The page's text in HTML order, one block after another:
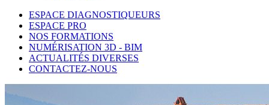
ESPACE DIAGNOSTIQUEURS
ESPACE PRO
NOS FORMATIONS
NUMÉRISATION 3D - BIM
ACTUALITÉS DIVERSES
CONTACTEZ-NOUS